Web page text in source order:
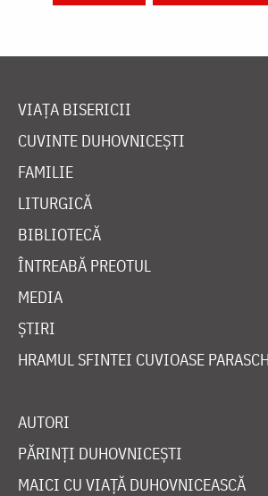
VIAȚA BISERICII
CUVINTE DUHOVNICEȘTI
FAMILIE
LITURGICĂ
BIBLIOTECĂ
ÎNTREABĂ PREOTUL
MEDIA
ȘTIRI
HRAMUL SFINTEI CUVIOASE
AUTORI
PĂRINȚI DUHOVNICEȘTI
MAICI CU VIAȚĂ DUHOVNICEASCĂ